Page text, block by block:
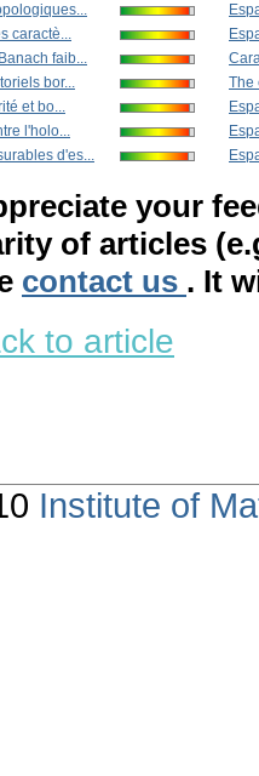
caractè...
faib...
bor...
et bo...
l'holo...
d'es...
The
your
of articles
contact us . It
to article
Institute of